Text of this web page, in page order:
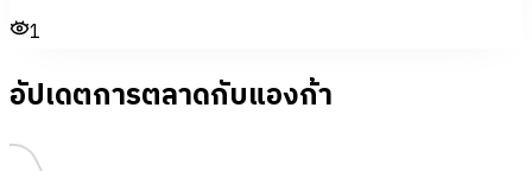
1
อัปเดตการตลาดกับแองก้า